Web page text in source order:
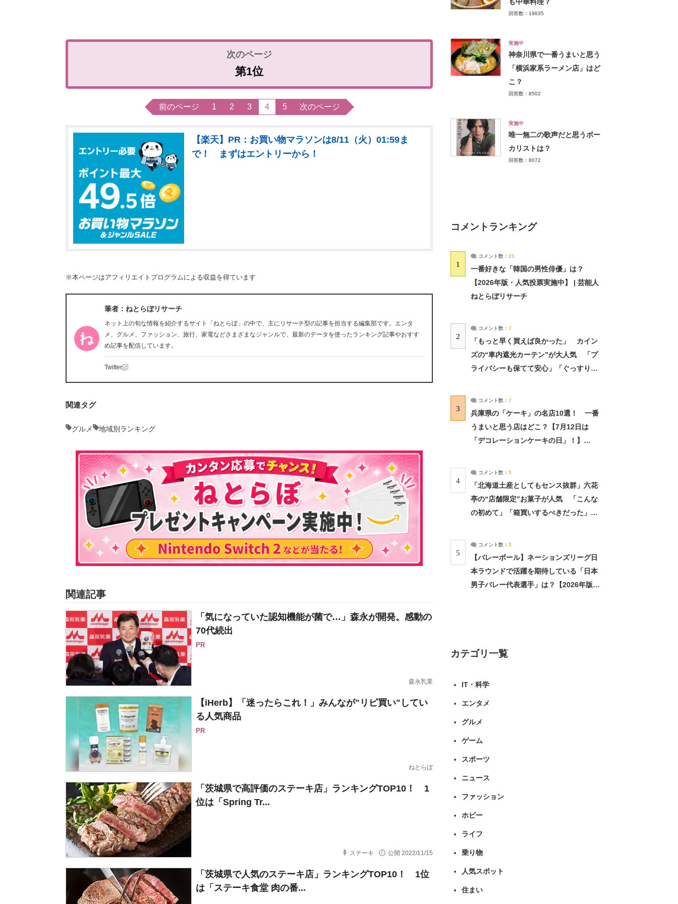
第1位
前のページ 1 2 3 4 5 次のページ
【楽天】PR：お買い物マラソンは8/11（火）01:59ま
で！ まずはエントリーから！
※本ページはアフィリエイトプログラムによる収益を得ています
筆者：ねとらぼリサーチ
ネット上の旬な情報を紹介するサイト「ねとらぼ」の中で、主にリサーチ型の記事を担当する編集部です。エンタ
メ、グルメ、ファッション、旅行、家電などさまざまなジャンルで、最新のデータを使ったランキング記事やおすす
め記事を配信しています。
Twitter
関連タグ
グルメ 地域別ランキング
関連記事
「気になっていた認知機能が菌で…」森永が開発。感動の
70代続出
PR
森永乳業
【iHerb】「迷ったらこれ！」みんなが"リピ買い"してい
る人気商品
PR
ねとらぼ
「茨城県で高評価のステーキ店」ランキングTOP10！ 1
位は「Spring Tr...
ステーキ 公開 2022/11/15
「茨城県で人気のステーキ店」ランキングTOP10！ 1位
は「ステーキ食堂 肉の番...
回答数：19635
実施中
神奈川県で一番うまいと思う
「横浜家系ラーメン店」はど
こ？
回答数：8502
実施中
唯一無二の歌声だと思うボー
カリストは？
回答数：8072
コメントランキング
1
コメント数： 21
一番好きな「韓国の男性俳優」は？
【2026年版・人気投票実施中】 | 芸能人
ねとらぼリサーチ
2
コメント数： 7
「もっと早く買えば良かった」 カイン
ズの“車内遮光カーテン”が大人気 「プ
ライバシーも保てて安心」「ぐっすり眠
3
コメント数： 7
兵庫県の「ケーキ」の名店10選！ 一番
うまいと思う店はどこ？【7月12日は
「デコレーションケーキの日」！】
4
コメント数： 5
「北海道土産としてもセンス抜群」六花
亭の“店舗限定”お菓子が人気 「こんな
の初めて」「箱買いするべきだった」
5
コメント数： 3
【バレーボール】ネーションズリーグ日
本ラウンドで活躍を期待している「日本
男子バレー代表選手」は？【2026年版・
カテゴリ一覧
IT・科学
エンタメ
グルメ
ゲーム
スポーツ
ニュース
ファッション
ホビー
ライフ
乗り物
人気スポット
住まい